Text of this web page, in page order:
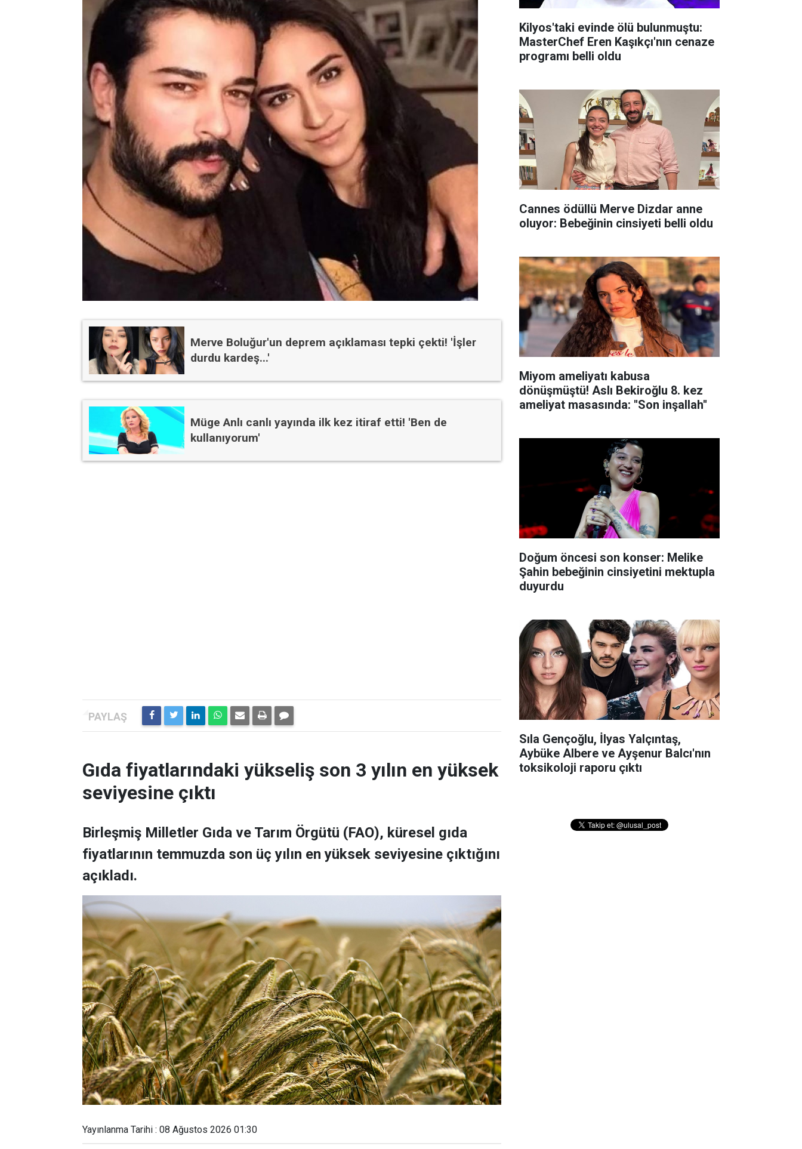
Merve Boluğur'un deprem açıklaması tepki çekti! 'İşler
durdu kardeş...'
Müge Anlı canlı yayında ilk kez itiraf etti! 'Ben de
kullanıyorum'
Gıda fiyatlarındaki yükseliş son 3 yılın en yüksek
seviyesine çıktı
Birleşmiş Milletler Gıda ve Tarım Örgütü (FAO), küresel gıda
fiyatlarının temmuzda son üç yılın en yüksek seviyesine çıktığını
açıkladı.
Yayınlanma Tarihi : 08 Ağustos 2026 01:30
Kilyos'taki evinde ölü bulunmuştu:
MasterChef Eren Kaşıkçı'nın cenaze
programı belli oldu
Cannes ödüllü Merve Dizdar anne
oluyor: Bebeğinin cinsiyeti belli oldu
Miyom ameliyatı kabusa
dönüşmüştü! Aslı Bekiroğlu 8. kez
ameliyat masasında: ''Son inşallah''
Doğum öncesi son konser: Melike
Şahin bebeğinin cinsiyetini mektupla
duyurdu
Sıla Gençoğlu, İlyas Yalçıntaş,
Aybüke Albere ve Ayşenur Balcı'nın
toksikoloji raporu çıktı